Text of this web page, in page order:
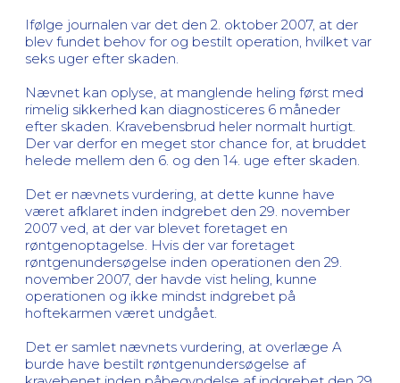
Ifølge journalen var det den 2. oktober 2007, at der
blev fundet behov for og bestilt operation, hvilket var
seks uger efter skaden.
Nævnet kan oplyse, at manglende heling først med
rimelig sikkerhed kan diagnosticeres 6 måneder
efter skaden. Kravebensbrud heler normalt hurtigt.
Der var derfor en meget stor chance for, at bruddet
helede mellem den 6. og den 14. uge efter skaden.
Det er nævnets vurdering, at dette kunne have
været afklaret inden indgrebet den 29. november
2007 ved, at der var blevet foretaget en
røntgenoptagelse. Hvis der var foretaget
røntgenundersøgelse inden operationen den 29.
november 2007, der havde vist heling, kunne
operationen og ikke mindst indgrebet på
hoftekarmen været undgået.
Det er samlet nævnets vurdering, at overlæge A
burde have bestilt røntgenundersøgelse af